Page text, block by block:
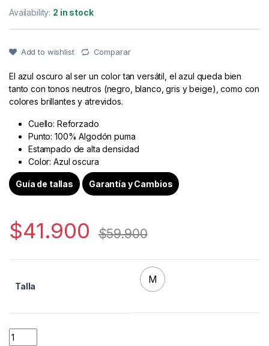
Availability: 2 in stock
Add to wishlist Comparar
El azul oscuro al ser un color tan versátil, el azul queda bien
tanto con tonos neutros (negro, blanco, gris y beige), como con
colores brillantes y atrevidos.
Cuello: Reforzado
Punto: 100% Algodón puma
Estampado de alta densidad
Color: Azul oscura
Guía de tallas Garantía y Cambios
$41.900 $59.900
Talla
M
Quantity